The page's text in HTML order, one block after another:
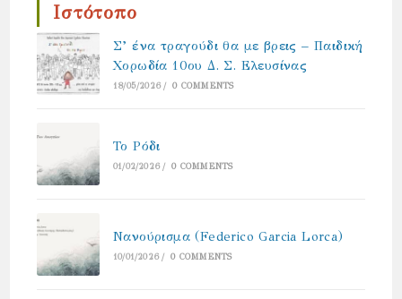
Ιστότοπο
Σ’ ένα τραγούδι θα με βρεις – Παιδική
Χορωδία 10ου Δ. Σ. Ελευσίνας
18/05/2026 / 0 COMMENTS
Το Ρόδι
01/02/2026 / 0 COMMENTS
Νανούρισμα (Federico Garcia Lorca)
10/01/2026 / 0 COMMENTS